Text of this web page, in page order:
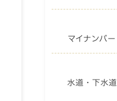
マイナンバー
水道・下水道